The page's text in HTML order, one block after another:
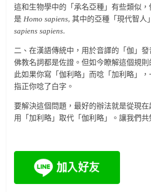
這和生物學中的「承名亞種」有些類似，
是 Homo sapiens, 其中的亞種「現代智人
sapiens sapiens.
二、在漢語傳統中，用於音譯的「伽」
佛教名詞都是佐證。但如今瞭解這個規則
此如果你寫「伽利略」而唸「加利略」
指正你唸了白字。
要解決這個問題，最好的辦法就是從現
用「加利略」取代「伽利略」。讓我們共